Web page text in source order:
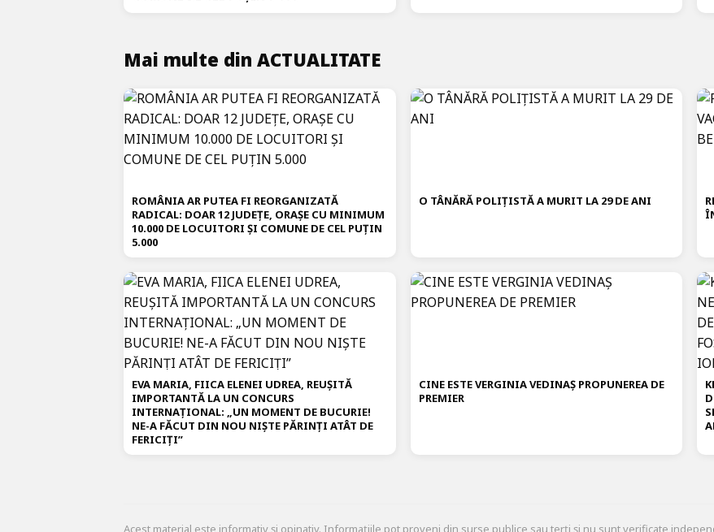
Mai multe din ACTUALITATE
ROMÂNIA AR PUTEA FI REORGANIZATĂ
RADICAL: DOAR 12 JUDEȚE, ORAȘE CU MINIMUM
10.000 DE LOCUITORI ȘI COMUNE DE CEL PUȚIN
5.000
O TÂNĂRĂ POLIȚISTĂ A MURIT LA 29 DE ANI
EVA MARIA, FIICA ELENEI UDREA, REUȘITĂ
IMPORTANTĂ LA UN CONCURS
INTERNAȚIONAL: „UN MOMENT DE BUCURIE!
NE-A FĂCUT DIN NOU NIȘTE PĂRINȚI ATÂT DE
FERICIȚI”
CINE ESTE VERGINIA VEDINAȘ PROPUNEREA DE
PREMIER
Acest material este informativ și opinativ. Informațiile pot proveni din surse publice sau terți și nu sunt verificate